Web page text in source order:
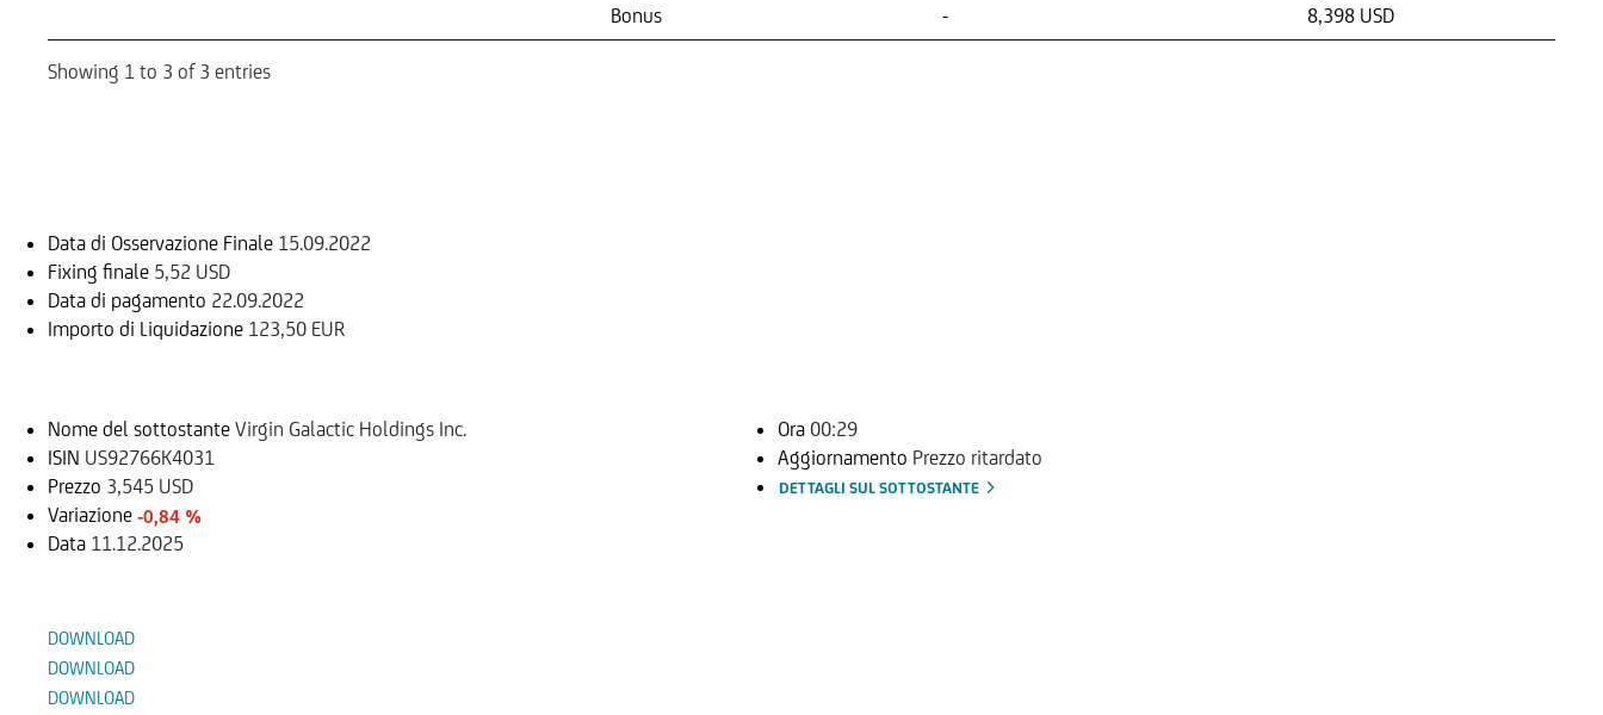
Bonus
-
8,398 USD
Showing 1 to 3 of 3 entries
Data di Osservazione Finale 15.09.2022
Fixing finale 5,52 USD
Data di pagamento 22.09.2022
Importo di Liquidazione 123,50 EUR
Nome del sottostante Virgin Galactic Holdings Inc.
ISIN US92766K4031
Prezzo 3,545 USD
Variazione -0,84 %
Data 11.12.2025
Ora 00:29
Aggiornamento Prezzo ritardato
DETTAGLI SUL SOTTOSTANTE
DOWNLOAD
DOWNLOAD
DOWNLOAD